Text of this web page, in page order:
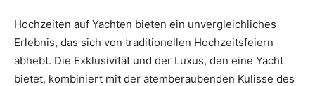
Thema
Hochzeiten auf Yachten bieten ein unvergleichliches
Erlebnis, das sich von traditionellen Hochzeitsfeiern
abhebt. Die Exklusivität und der Luxus, den eine Yacht
bietet, kombiniert mit der atemberaubenden Kulisse des